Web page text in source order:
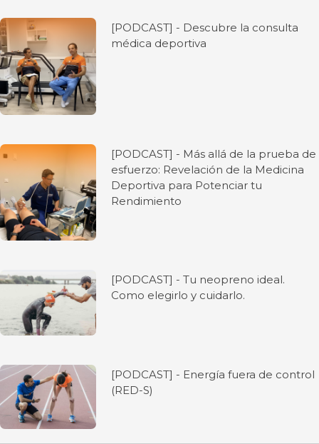
[PODCAST] - Descubre la consulta
médica deportiva
[PODCAST] - Más allá de la prueba de
esfuerzo: Revelación de la Medicina
Deportiva para Potenciar tu
Rendimiento
[PODCAST] - Tu neopreno ideal.
Como elegirlo y cuidarlo.
[PODCAST] - Energía fuera de control
(RED-S)